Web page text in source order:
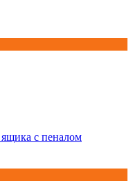
с пеналом